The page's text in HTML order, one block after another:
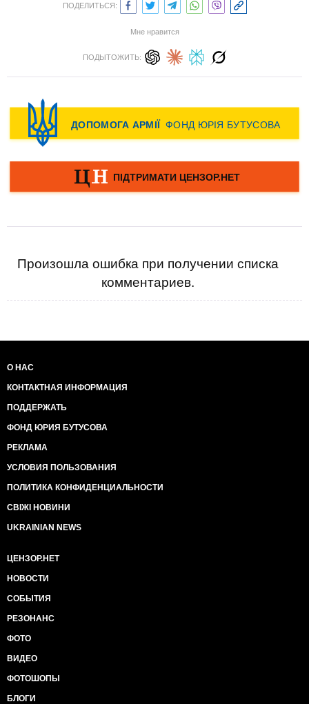
ПОДЕЛИТЬСЯ:
Мне нравится
ПОДЫТОЖИТЬ:
Произошла ошибка при получении списка
комментариев.
О НАС
КОНТАКТНАЯ ИНФОРМАЦИЯ
ПОДДЕРЖАТЬ
ФОНД ЮРИЯ БУТУСОВА
РЕКЛАМА
УСЛОВИЯ ПОЛЬЗОВАНИЯ
ПОЛИТИКА КОНФИДЕНЦИАЛЬНОСТИ
СВІЖІ НОВИНИ
UKRAINIAN NEWS
ЦЕНЗОР.НЕТ
НОВОСТИ
СОБЫТИЯ
РЕЗОНАНС
ФОТО
ВИДЕО
ФОТОШОПЫ
БЛОГИ